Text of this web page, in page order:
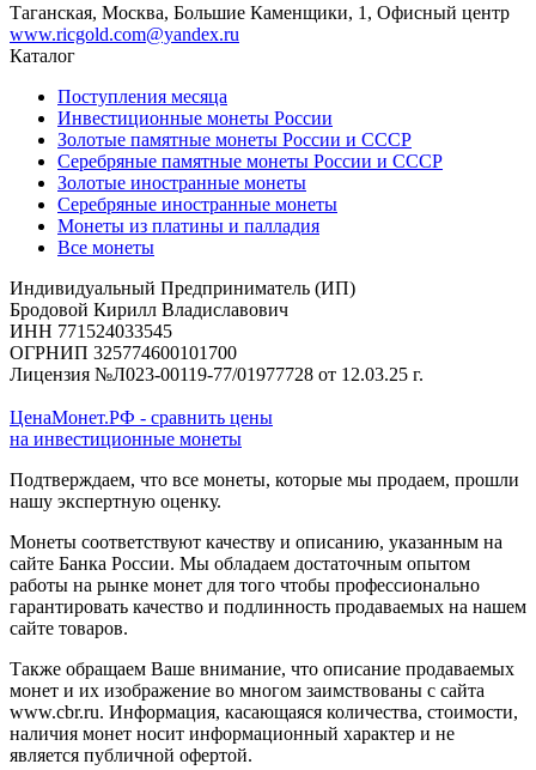
Таганская, Москва, Большие Каменщики, 1, Офисный центр
www.ricgold.com@yandex.ru
Каталог
Поступления месяца
Инвестиционные монеты России
Золотые памятные монеты России и СССР
Серебряные памятные монеты России и СССР
Золотые иностранные монеты
Серебряные иностранные монеты
Монеты из платины и палладия
Все монеты
Индивидуальный Предприниматель (ИП)
Бродовой Кирилл Владиславович
ИНН 771524033545
ОГРНИП 325774600101700
Лицензия №Л023-00119-77/01977728 от 12.03.25 г.
ЦенаМонет.РФ - сравнить цены
на инвестиционные монеты
Подтверждаем, что все монеты, которые мы продаем, прошли
нашу экспертную оценку.
Монеты соответствуют качеству и описанию, указанным на
сайте Банка России. Мы обладаем достаточным опытом
работы на рынке монет для того чтобы профессионально
гарантировать качество и подлинность продаваемых на нашем
сайте товаров.
Также обращаем Ваше внимание, что описание продаваемых
монет и их изображение во многом заимствованы с сайта
www.cbr.ru. Информация, касающаяся количества, стоимости,
наличия монет носит информационный характер и не
является публичной офертой.